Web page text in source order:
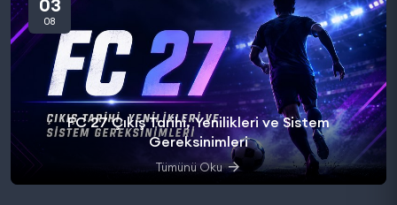
03
08
FC 27 Çıkış Tarihi, Yenilikleri ve Sistem
Gereksinimleri
Tümünü Oku